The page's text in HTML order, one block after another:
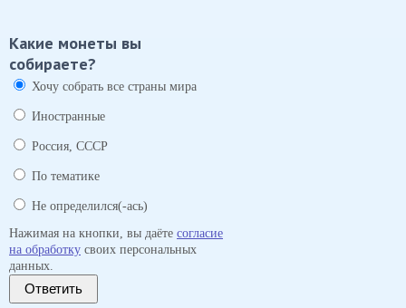
Какие монеты вы
собираете?
Хочу собрать все страны мира
Иностранные
Россия, СССР
По тематике
Не определился(-ась)
Нажимая на кнопки, вы даёте согласие
на обработку своих персональных
данных.
Ответить